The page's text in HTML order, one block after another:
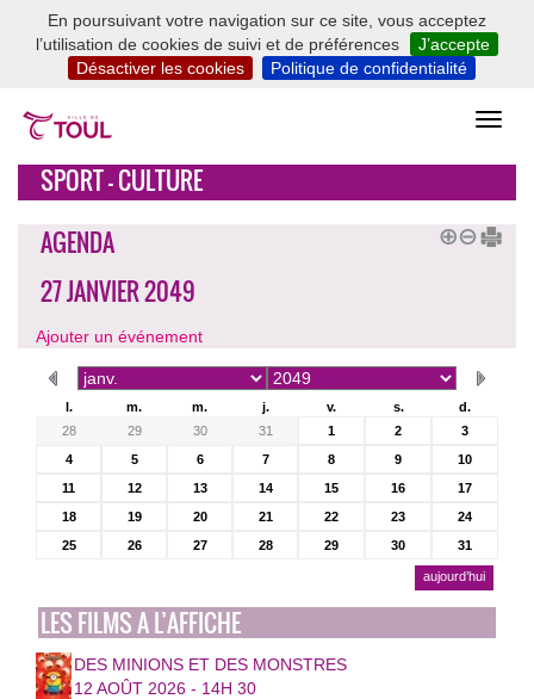
En poursuivant votre navigation sur ce site, vous acceptez
l’utilisation de cookies de suivi et de préférences
J’accepte
Désactiver les cookies
Politique de confidentialité
SPORT - CULTURE
AGENDA
27 JANVIER 2049
Ajouter un événement
l. m. m. j. v. s.
d.
28
29 30 31 1 2
3
4
5 6 7 8 9
10
11
12 13 14 15 16
17
18
19 20 21 22 23
24
25
26 27 28 29 30 31
aujourd’hui
LES FILMS A L’AFFICHE
DES MINIONS ET DES MONSTRES
12 AOÛT 2026 - 14H 30